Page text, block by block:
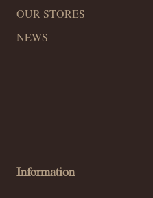
OUR STORES
NEWS
Information